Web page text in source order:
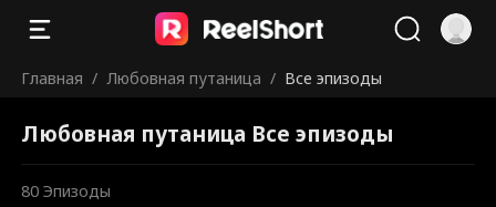
Главная / Любовная путаница / Все эпизоды
Любовная путаница Все эпизоды
80 Эпизоды